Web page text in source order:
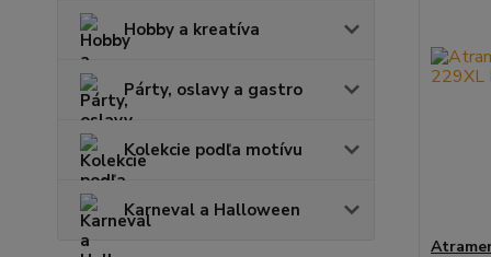
Hobby a kreatíva
Párty, oslavy a gastro
Kolekcie podľa motívu
Karneval a Halloween